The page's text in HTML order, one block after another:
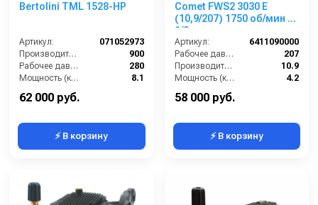
Bertolini TML 1528-HP
Артикул:
071052973
Производительность (л/ч):
900
Рабочее давление (бар):
280
Мощность (кВт):
8.1
62 000 руб.
⚡ В корзину
Comet FWS2 3030 E
(10,9/207) 1750 об/мин 1”
1/8 п.в.
Артикул:
6411090000
Рабочее давление (бар):
207
Производительность (л/мин):
10.9
Мощность (кВт):
4.2
Обороты двигателя (об/мин):
58 000 руб.
⚡ В корзину